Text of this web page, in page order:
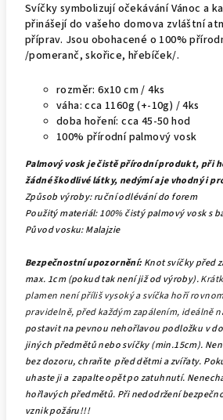
Svíčky symbolizují očekávání Vánoc a
přinášejí do vašeho domova zvláštní
příprav. Jsou obohacené o 100%
/pomeranč, skořice, hřebíček/.
rozměr: 6x10 cm / 4ks
váha: cca 1160g (+-10g) / 4ks
doba hoření: cca 45-50 hod
100% přírodní palmový vosk
Palmový vosk je čistě přírodní produkt, při
žádné škodlivé látky, nedýmí a je vhodný i
Způsob výroby: ruční odlévání do forem
Použitý materiál: 100% čistý palmový vosk s
Původ vosku: Malajzie
Bezpečnostní upozornění: Knot svíčky před
max. 1cm (pokud tak není již od výroby).
plamen není příliš vysoký a svíčka hoří
pravidelně, před každým zapálením, ideálně
postavit na pevnou nehořlavou podložku v
jiných předmětů nebo svíčky (min.15cm).
bez dozoru, chraňte před dětmi a zvířaty.
uhaste ji a zapalte opět po zatuhnutí.
hořlavých předmětů. Při nedodržení
vznik požáru!!!